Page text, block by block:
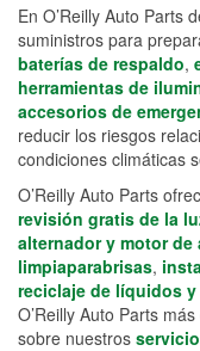
En O’Reilly Auto Parts
suministros para
baterías de respaldo,
herramientas de
accesorios de
reducir los riesgos
condiciones climáticas
O’Reilly Auto Parts
revisión gratis de la
alternador y motor de
limpiaparabrisas,
reciclaje de líquidos
O’Reilly Auto Parts
sobre nuestros